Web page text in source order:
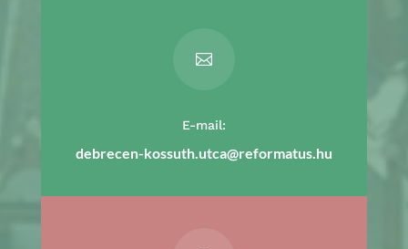

E-mail:
debrecen-kossuth.utca@reformatus.hu